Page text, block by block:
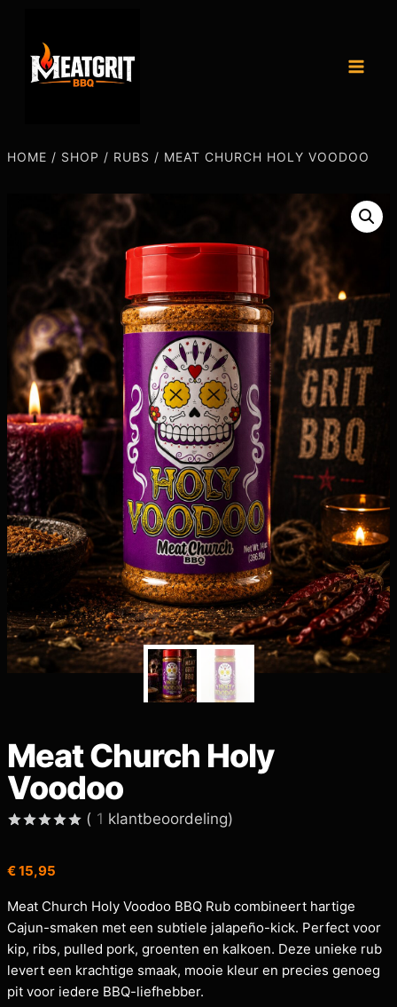
HOME / SHOP / RUBS / MEAT CHURCH HOLY VOODOO
Meat Church Holy
Voodoo
gebaseerd
waardering
( 1 klantbeoordeling)
€15,95
Meat Church Holy Voodoo BBQ Rub combineert hartige
Cajun-smaken met een subtiele jalapeño-kick. Perfect voor
kip, ribs, pulled pork, groenten en kalkoen. Deze unieke rub
levert een krachtige smaak, mooie kleur en precies genoeg
pit voor iedere BBQ-liefhebber.